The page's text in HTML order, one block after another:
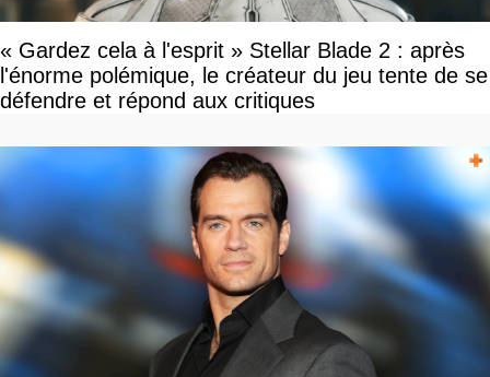
« Gardez cela à l'esprit » Stellar Blade 2 : après
l'énorme polémique, le créateur du jeu tente de se
défendre et répond aux critiques